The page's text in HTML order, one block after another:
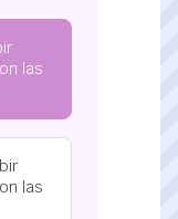
las
las